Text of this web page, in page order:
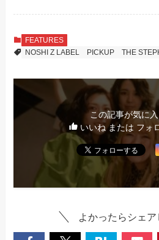
FEATURES
NOSHI Z LABEL
PICKUP THE
この記事が気に
いいね または フォ
よかったらシェア